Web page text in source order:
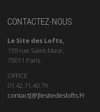
CONTACTEZ-NOUS
Le Site des Lofts,
159 rue Saint-Maur,
75011 Paris
OFFICE
01.42.71.40.79
contact[@]lesitedeslofts.Fr